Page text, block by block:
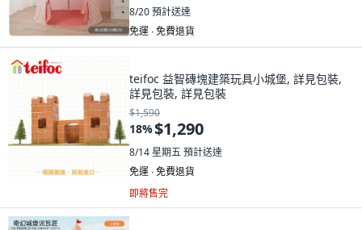
8/20預計送達
免運 ∙ 免費退貨
teifoc 益智磚塊建築玩具小城堡, 詳見包裝,
詳見包裝, 詳見包裝
$1,590
18%$1,290
8/14 星期五預計送達
免運 ∙ 免費退貨
即將售完